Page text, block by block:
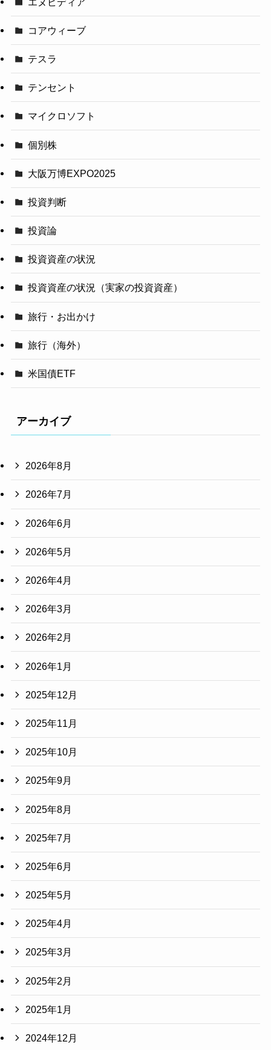
コアウィーブ
テスラ
テンセント
マイクロソフト
個別株
大阪万博EXPO2025
投資判断
投資論
投資資産の状況
投資資産の状況（実家の投資資産）
旅行・お出かけ
旅行（海外）
米国債ETF
アーカイブ
2026年8月
2026年7月
2026年6月
2026年5月
2026年4月
2026年3月
2026年2月
2026年1月
2025年12月
2025年11月
2025年10月
2025年9月
2025年8月
2025年7月
2025年6月
2025年5月
2025年4月
2025年3月
2025年2月
2025年1月
2024年12月